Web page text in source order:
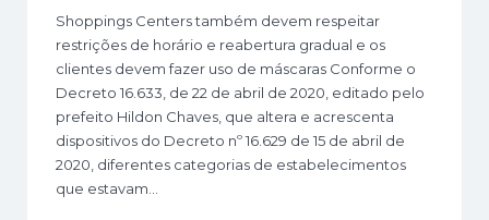
Shoppings Centers também devem respeitar
restrições de horário e reabertura gradual e os
clientes devem fazer uso de máscaras Conforme o
Decreto 16.633, de 22 de abril de 2020, editado pelo
prefeito Hildon Chaves, que altera e acrescenta
dispositivos do Decreto nº 16.629 de 15 de abril de
2020, diferentes categorias de estabelecimentos
que estavam…